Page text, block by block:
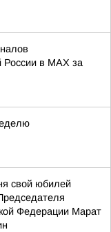
России в МАХ за
свой юбилей
Федерации Марат